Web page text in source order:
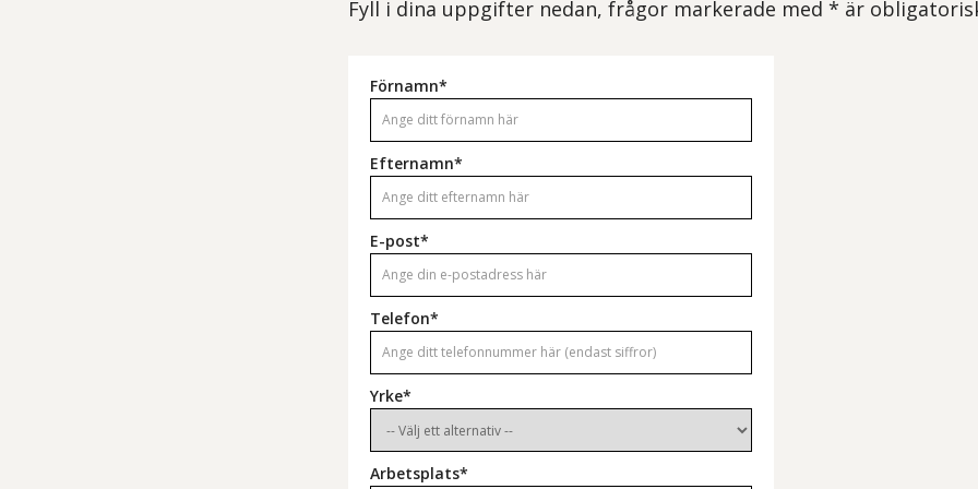
Fyll i dina uppgifter nedan, frågor markerade med * är
Förnamn*
Efternamn*
E-post*
Telefon*
Yrke*
Arbetsplats*